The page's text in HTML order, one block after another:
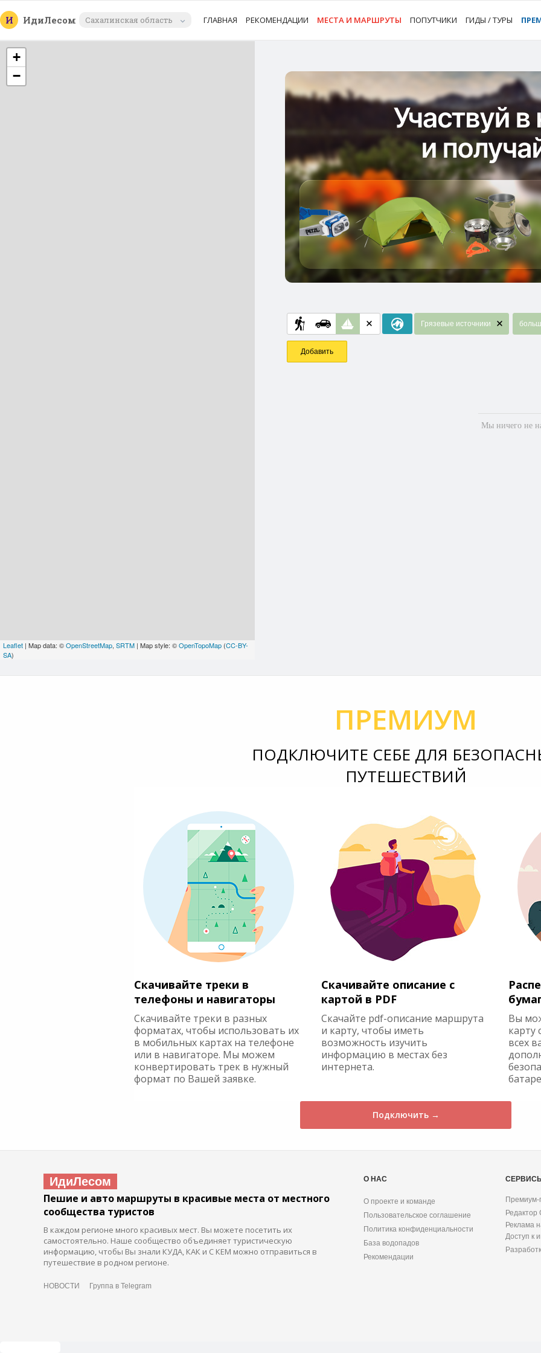
И ИдиЛесом Сахалинская область ГЛАВНАЯ РЕКОМЕНДАЦИИ МЕСТА И МАРШРУТЫ ПОПУТЧИКИ ГИДЫ / ТУРЫ
+
−
Leaflet | Map data: ©OpenStreetMap, SRTM | Map style: ©OpenTopoMap (CC-BY-
SA)
Грязевые источники
Добавить
Мы ничего не
ПРЕМИУМ
ПОДКЛЮЧИТЕ СЕБЕ ДЛЯ
ПУТЕШЕСТВИЙ
Скачивайте треки в
телефоны и навигаторы
Скачивайте треки в разных
форматах, чтобы использовать их
в мобильных картах на телефоне
или в навигаторе. Мы можем
конвертировать трек в нужный
формат по Вашей заявке.
Скачивайте описание с
картой в PDF
Скачайте pdf-описание маршрута
и карту, чтобы иметь
возможность изучить
информацию в местах без
интернета.
Вы
карту
всех
Подключить →
ИдиЛесом
Пешие и авто маршруты в красивые места от местного
сообщества туристов
В каждом регионе много красивых мест. Вы можете посетить их
самостоятельно. Наше сообщество объединяет туристическую
информацию, чтобы Вы знали КУДА, КАК и С КЕМ можно отправиться в
путешествие в родном регионе.
НОВОСТИ Группа в Telegram
О НАС
О проекте и команде
Пользовательское соглашение
Политика конфиденциальности
База водопадов
Рекомендации
Премиум-
Редактор
Реклама
Доступ к